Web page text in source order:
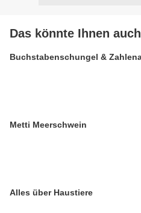
Das könnte Ihnen
Buchstabenschungel &
Metti Meerschwein
Alles über Haustiere